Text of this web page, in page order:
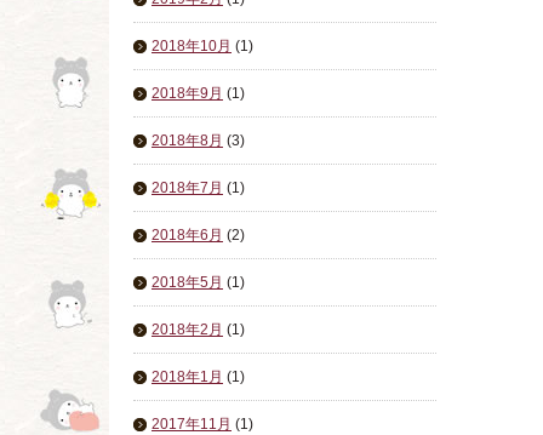
2018年10月 (1)
2018年9月 (1)
2018年8月 (3)
2018年7月 (1)
2018年6月 (2)
2018年5月 (1)
2018年2月 (1)
2018年1月 (1)
2017年11月 (1)